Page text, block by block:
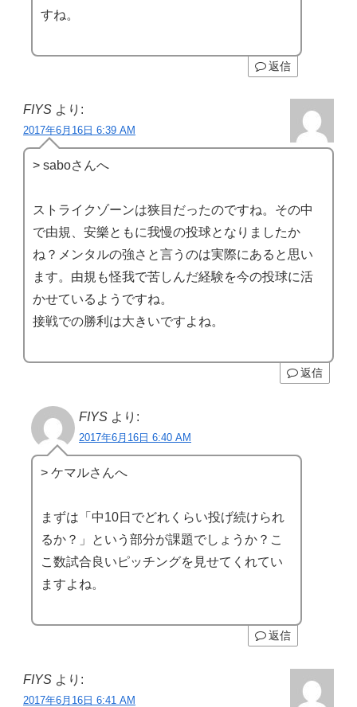
すね。
返信
FIYS より:
2017年6月16日 6:39 AM
> saboさんへ
ストライクゾーンは狭目だったのですね。その中
で由規、安樂ともに我慢の投球となりましたか
ね？メンタルの強さと言うのは実際にあると思い
ます。由規も怪我で苦しんだ経験を今の投球に活
かせているようですね。
接戦での勝利は大きいですよね。
返信
FIYS より:
2017年6月16日 6:40 AM
> ケマルさんへ
まずは「中10日でどれくらい投げ続けられ
るか？」という部分が課題でしょうか？こ
こ数試合良いピッチングを見せてくれてい
ますよね。
返信
FIYS より:
2017年6月16日 6:41 AM